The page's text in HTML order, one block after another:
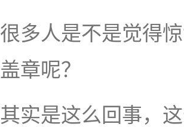
很多人是不是觉得
盖章呢？
其实是这么回事，